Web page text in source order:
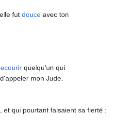
fut douce avec ton
quelqu'un qui
mon Jude.
et qui pourtant faisaient sa fierté :